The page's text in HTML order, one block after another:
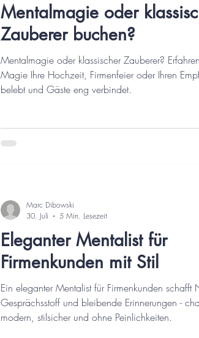
Mentalmagie oder
Zauberer buchen?
Mentalmagie oder klassischer Zauberer?
Magie Ihre Hochzeit, Firmenfeier oder Ihren
belebt und Gäste eng verbindet.
Eleganter Mentalist für
Firmenkunden mit Stil
Ein eleganter Mentalist für Firmenkunden schafft
Gesprächsstoff und bleibende Erinnerungen -
modern, stilsicher und ohne Peinlichkeiten.
Marc Dibowski
30. Juli
5 Min. Lesezeit